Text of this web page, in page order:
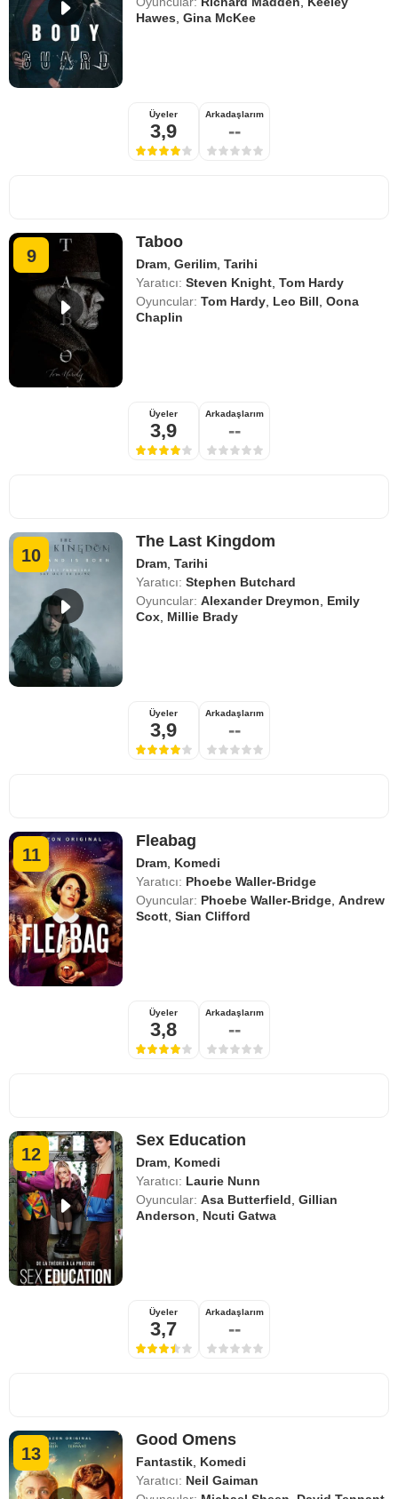
Hawes ,Gina McKee
Üyeler
3,9
Arkadaşlarım
--
9
Taboo
Dram ,Gerilim ,Tarihi
Yaratıcı: Steven Knight ,Tom Hardy
Oyuncular: Tom Hardy Leo Bill ,Oona
Chaplin
Üyeler
3,9
Arkadaşlarım
--
10
The Last Kingdom
Dram ,Tarihi
Yaratıcı: Stephen Butchard
Oyuncular: Alexander Dreymon
Emily
Cox Millie Brady
Üyeler
3,9
Arkadaşlarım
--
11
Fleabag
Dram Komedi
Yaratıcı: Phoebe Waller-Bridge
Oyuncular: Phoebe Waller-Bridge ,Andrew
Scott ,Sian Clifford
Üyeler
3,8
Arkadaşlarım
--
12
Sex Education
Dram Komedi
Yaratıcı: Laurie Nunn
Oyuncular: Asa Butterfield ,Gillian
Anderson
Ncuti Gatwa
Üyeler
3,7
Arkadaşlarım
--
13
Good Omens
Fantastik Komedi
Yaratıcı: Neil Gaiman